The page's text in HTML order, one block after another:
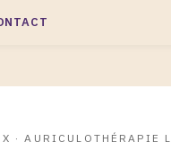
· AURICULOTHÉRAPIE